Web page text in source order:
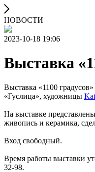
НОВОСТИ
2023-10-18 19:06
Выставка
Выставка «1100
«Гуслица», художницы
На выставке
живопись и керамика,
Вход свободный.
Время работы выставки
32-98.